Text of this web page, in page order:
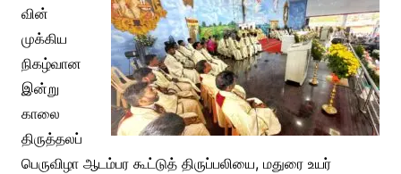
வின்
முக்கிய
நிகழ்வான
இன்று
காலை
திருத்தலப்
பெருவிழா ஆடம்பர கூட்டுத் திருப்பலியை, மதுரை உயர்